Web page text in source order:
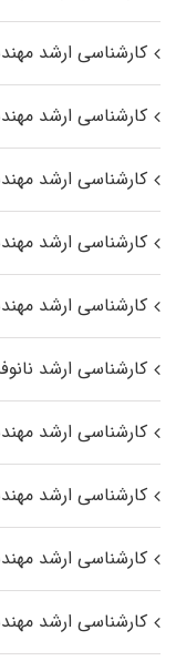
کارشناسی ارشد
کارشناسی ارشد
کارشناسی ارشد
کارشناسی ارشد
کارشناسی ارشد
کارشناسی ارشد
کارشناسی ارشد
کارشناسی ارشد
کارشناسی ارشد
کارشناسی ارشد